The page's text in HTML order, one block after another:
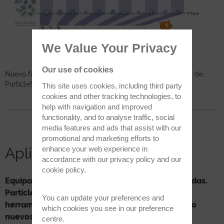
Nueva función de optimización del tiempo de integración de
ParticleScout: Ahorro de tiempo y eficaz.
Aplicaciones
Equipado con nuestras tecnologías más avanzadas.
ParticleScout cambiará sus expectativas en
herramientas para analisis de partículas creando
nuevos enfoques para sus aplicaciones.
We Value Your Privacy
Our use of cookies
This site uses cookies, including third party
cookies and other tracking technologies, to
help with navigation and improved
functionality, and to analyse traffic, social
media features and ads that assist with our
promotional and marketing efforts to
enhance your web experience in
accordance with our privacy policy and our
cookie policy.
You can update your preferences and
which cookies you see in our preference
centre.